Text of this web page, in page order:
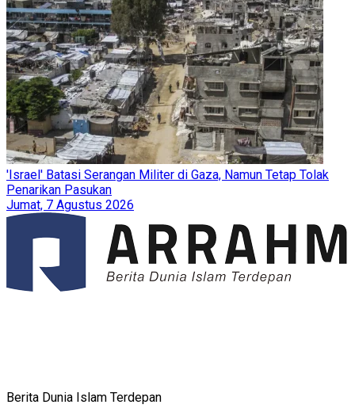
'Israel' Batasi Serangan Militer di Gaza, Namun Tetap Tolak
Penarikan Pasukan
Jumat, 7 Agustus 2026
Berita Dunia Islam Terdepan